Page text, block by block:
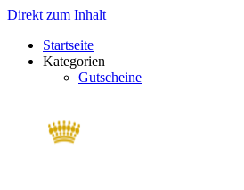
Direkt zum Inhalt
Startseite
Kategorien
Gutscheine